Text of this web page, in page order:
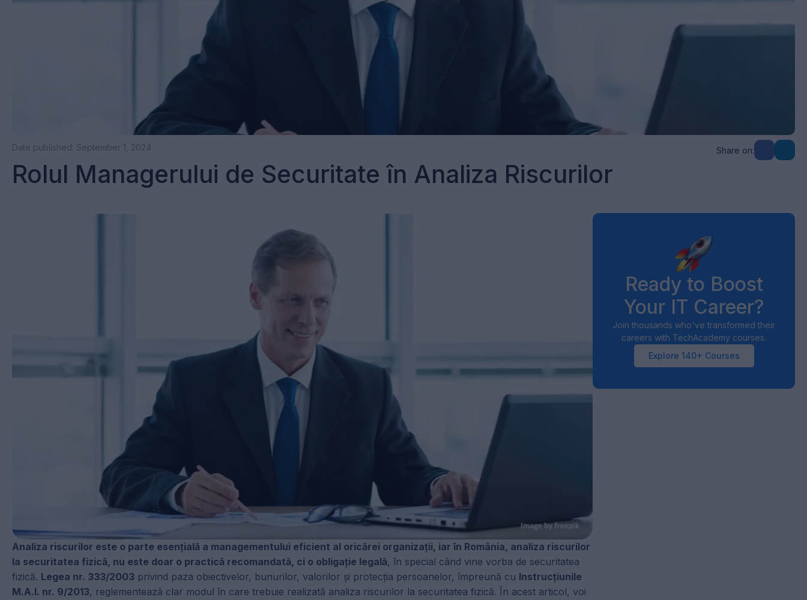
Date published: September 1, 2024 Share on:
Rolul Managerului de Securitate în Analiza Riscurilor
Analiza riscurilor este o parte esențială a managementului eficient al oricărei organizații, iar în România, analiza riscurilor
la securitatea fizică, nu este doar o practică recomandată, ci o obligație legală, în special când vine vorba de securitatea
fizică. Legea nr. 333/2003 privind paza obiectivelor, bunurilor, valorilor și protecția persoanelor, împreună cu Instrucțiunile
M.A.I. nr. 9/2013, reglementează clar modul în care trebuie realizată analiza riscurilor la securitatea fizică. În acest articol, voi
Ready to Boost
Your IT Career?
Join thousands who've transformed their
careers with TechAcademy courses.
Explore 140+ Courses